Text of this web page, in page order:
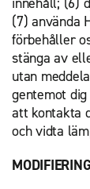
(7) använda
förbehåller
stänga av
utan
gentemot
att kontakta
och vidta